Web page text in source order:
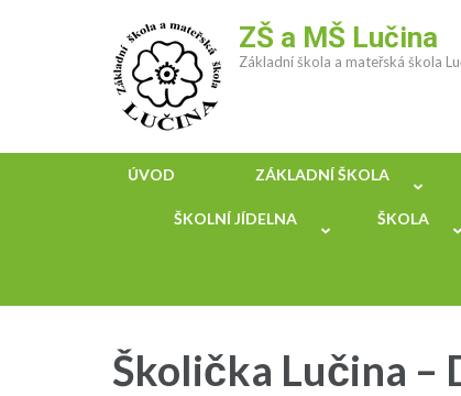
ZŠ a MŠ Lučina
Základní škola a mateřská škola
ÚVOD ZÁKLADNÍ ŠKOLA
ŠKOLNÍ JÍDELNA ŠKOLA
Školička Lučina –